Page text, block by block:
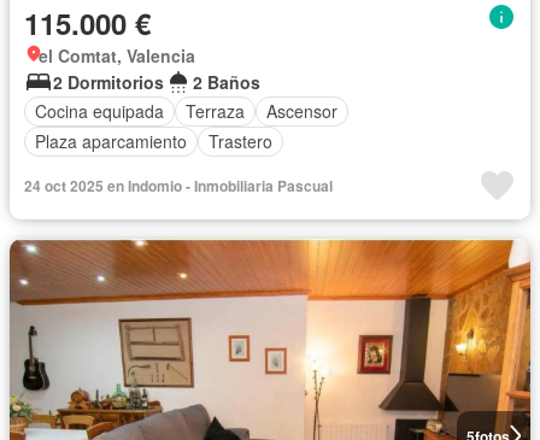
115.000 €
el Comtat, Valencia
2 Dormitorios
2 Baños
Cocina equipada
Terraza
Ascensor
Plaza aparcamiento
Trastero
24 oct 2025 en Indomio - Inmobiliaria Pascual